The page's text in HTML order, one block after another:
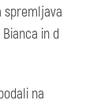
spremljava
in d
na